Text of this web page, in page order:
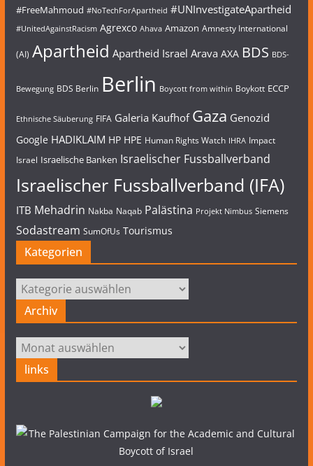
#FreeMahmoud #NoTechForApartheid #UNInvestigateApartheid
#UnitedAgainstRacism Agrexco Ahava Amazon Amnesty International
(AI) Apartheid Apartheid Israel Arava AXA BDS BDS-
Bewegung BDS Berlin Berlin Boycott from within Boykott ECCP
Ethnische Säuberung FIFA Galeria Kaufhof Gaza Genozid
Google HADIKLAIM HP HPE Human Rights Watch IHRA Impact
Israel Israelische Banken Israelischer Fussballverband
Israelischer Fussballverband (IFA)
ITB Mehadrin Nakba Naqab Palästina Projekt Nimbus Siemens
Sodastream SumOfUs Tourismus
Kategorien
Kategorien
Archiv
Archiv
links